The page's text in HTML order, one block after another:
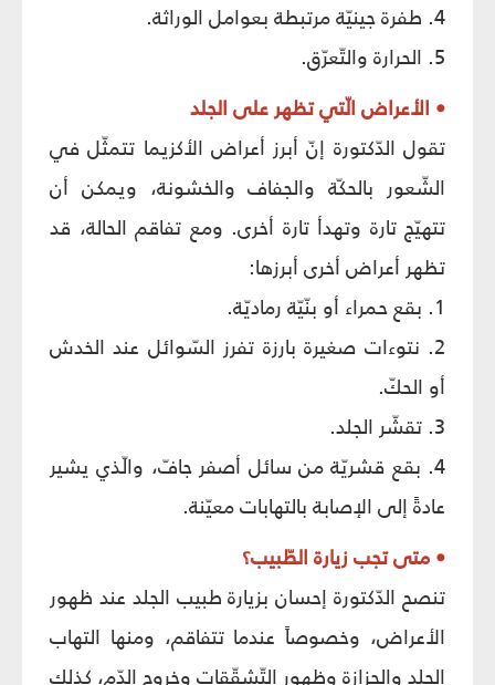
4. طفرة جينيّة مرتبطة بعوامل الوراثة.
5. الحرارة والتّعرّق.
• الأعراض الّتي تظهر على الجلد
تقول الدّكتورة إنّ أبرز أعراض الأكزيما تتمثّل في
الشّعور بالحكّة والجفاف والخشونة، ويمكن أن
تتهيّج تارة وتهدأ تارة أخرى. ومع تفاقم الحالة، قد
تظهر أعراض أخرى أبرزها:
1. بقع حمراء أو بنّيّة رماديّة.
2. نتوءات صغيرة بارزة تفرز السّوائل عند الخدش
أو الحكّ.
3. تقشّر الجلد.
4. بقع قشريّة من سائل أصفر جافّ، والّذي يشير
عادةً إلى الإصابة بالتهابات معيّنة.
• متى تجب زيارة الطّبيب؟
تنصح الدّكتورة إحسان بزيارة طبيب الجلد عند ظهور
الأعراض، وخصوصاً عندما تتفاقم، ومنها التهاب
الجلد والحزازة وظهور التّشقّقات وخروج الدّم، كذلك